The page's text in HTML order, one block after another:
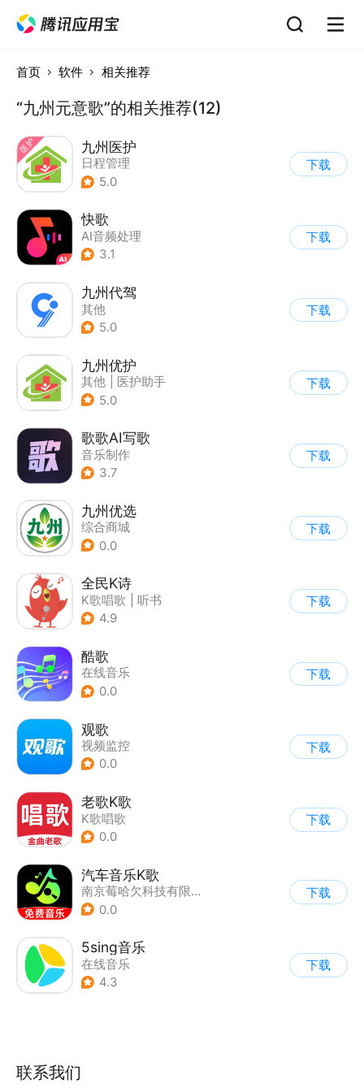
首页 软件 相关推荐
“九州元意歌”的相关推荐(12)
九州医护
日程管理
5.0
下载
快歌
AI音频处理
3.1
下载
九州代驾
其他
5.0
下载
九州优护
其他
医护助手
5.0
下载
歌歌AI写歌
音乐制作
3.7
下载
九州优选
综合商城
0.0
下载
全民K诗
K歌唱歌
听书
4.9
下载
酷歌
在线音乐
0.0
下载
观歌
视频监控
0.0
下载
老歌K歌
K歌唱歌
0.0
下载
汽车音乐K歌
南京莓哈欠科技有限公司
0.0
下载
5sing音乐
在线音乐
4.3
下载
联系我们